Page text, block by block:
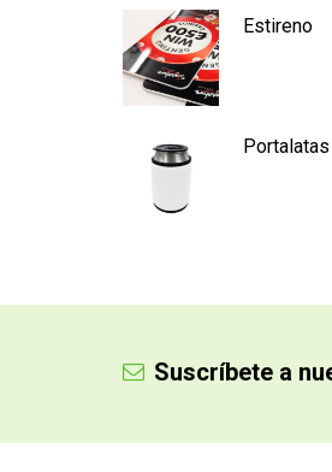
Estireno
Suscríbete a